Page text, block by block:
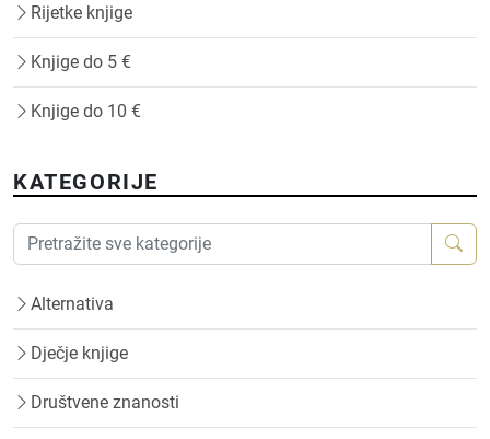
Rijetke knjige
Knjige do 5 €
Knjige do 10 €
KATEGORIJE
Alternativa
Dječje knjige
Društvene znanosti